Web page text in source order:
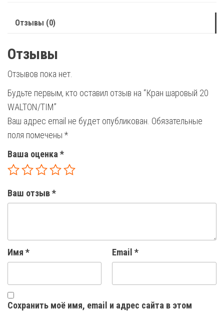
Отзывы (0)
Отзывы
Отзывов пока нет.
Будьте первым, кто оставил отзыв на “Кран шаровый 20
WALTON/TIM”
Ваш адрес email не будет опубликован. Обязательные
поля помечены *
Ваша оценка *
Ваш отзыв*
Имя * Email *
Сохранить моё имя, email и адрес сайта в этом